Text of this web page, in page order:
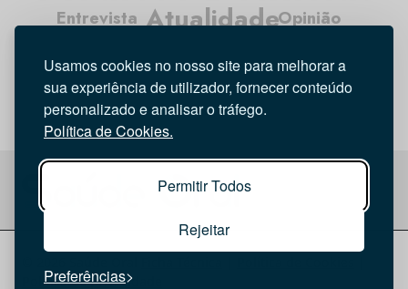
Usamos cookies no nosso site para melhorar a
sua experiência de utilizador, fornecer conteúdo
personalizado e analisar o tráfego.
Política de Cookies.
Permitir Todos
Rejeitar
Preferências
Atualidade
Higiene Oral
Entrevista Opinião
Política de privacidade